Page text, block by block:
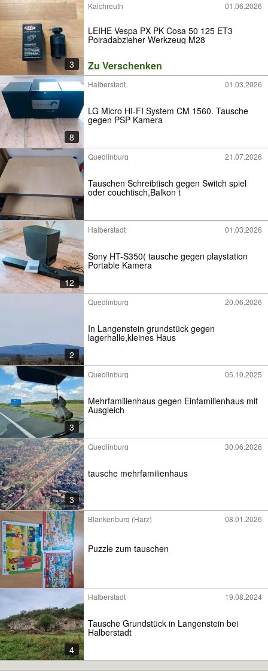
3
Kalchreuth 01.06.2026
LEIHE Vespa PX PK Cosa 50 125 ET3
Polradabzieher Werkzeug M28
Zu Verschenken
8
Halberstadt 01.03.2026
LG Micro HI-FI System CM 1560. Tausche
gegen PSP Kamera
Quedlinburg 21.07.2026
Tauschen Schreibtisch gegen Switch spiel
oder couchtisch,Balkon t
12
Halberstadt 01.03.2026
Sony HT-S350( tausche gegen playstation
Portable Kamera
2
Quedlinburg 20.06.2026
In Langenstein grundstück gegen
lagerhalle,kleines Haus
3
Quedlinburg 05.10.2025
Mehrfamilienhaus gegen Einfamilienhaus mit
Ausgleich
3
Quedlinburg 30.06.2026
tausche mehrfamilienhaus
Blankenburg (Harz) 08.01.2026
Puzzle zum tauschen
4
Halberstadt 19.08.2024
Tausche Grundstück in Langenstein bei
Halberstadt